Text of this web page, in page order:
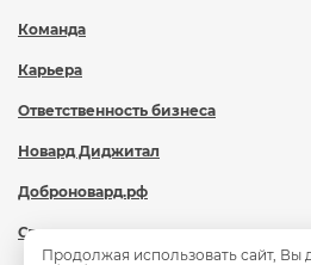
Команда
Карьера
Ответственность бизнеса
Новард Диджитал
Доброновард.рф
Статьи
Продолжая использовать сайт, Вы